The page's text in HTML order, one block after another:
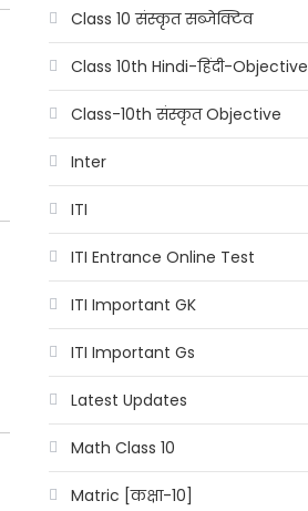
Class 10 संस्कृत सब्जेक्टिव
Class 10th Hindi-हिंदी-Objective
Class-10th संस्कृत Objective
Inter
ITI
ITI Entrance Online Test
ITI Important GK
ITI Important Gs
Latest Updates
Math Class 10
Matric [कक्षा-10]